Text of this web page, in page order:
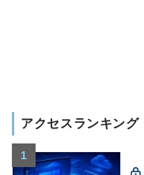
アクセスランキング